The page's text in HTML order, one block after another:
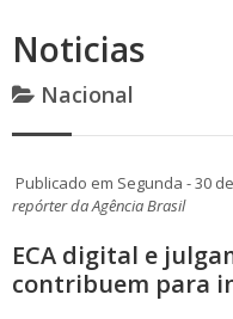
Noticias
Nacional
Publicado em Segunda - 30
repórter da Agência Brasil
ECA digital e
contribuem para